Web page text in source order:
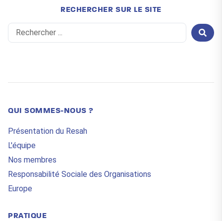
RECHERCHER SUR LE SITE
Search
...
QUI SOMMES-NOUS ?
Présentation du Resah
L'équipe
Nos membres
Responsabilité Sociale des Organisations
Europe
PRATIQUE